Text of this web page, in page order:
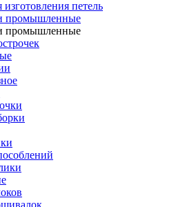
петель
промышленные
промышленные